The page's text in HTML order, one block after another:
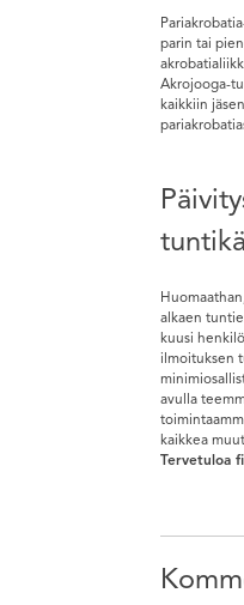
parin tai
Akrojooga-
kaikkiin
alkaen
kuusi
ilmoituksen
avulla
kaikkea
Tervetuloa